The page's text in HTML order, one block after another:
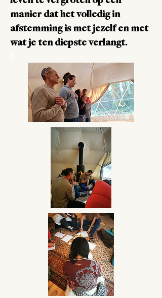
manier dat het volledig in
afstemming is met jezelf en met
wat je ten diepste verlangt.